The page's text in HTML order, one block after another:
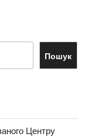
Пошук
Центру